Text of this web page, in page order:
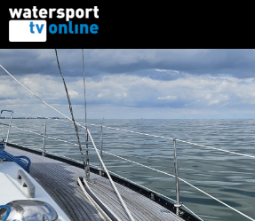
Zeilen Motorboot-sloep Adverteren
Home Contact Bellen